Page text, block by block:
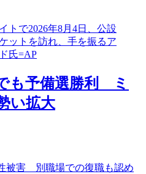
も予備選勝利 ミ
い拡大
被害 別職場での復職も認め